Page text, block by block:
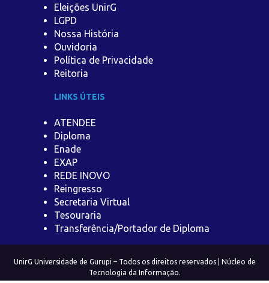
Eleições UnirG
LGPD
Nossa História
Ouvidoria
Política de Privacidade
Reitoria
LINKS ÚTEIS
ATENDEE
Diploma
Enade
EXAP
REDE INOVO
Reingresso
Secretaria Virtual
Tesouraria
Transferência/Portador de Diploma
UnirG Universidade de Gurupi – Todos os direitos reservados | Núcleo de
Tecnologia da Informação.